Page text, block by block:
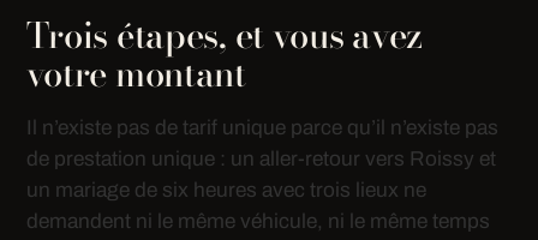
Trois étapes, et vous avez
votre montant
Il n’existe pas de tarif unique parce qu’il n’existe pas
de prestation unique : un aller-retour vers Roissy et
un mariage de six heures avec trois lieux ne
demandent ni le même véhicule, ni le même temps